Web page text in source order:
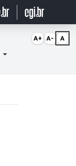
Selecionar idioma
A+ A- A